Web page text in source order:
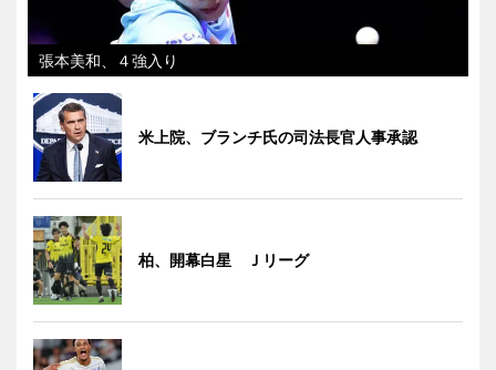
張本美和、４強入り
米上院、ブランチ氏の司法長官人事承認
柏、開幕白星 Ｊリーグ